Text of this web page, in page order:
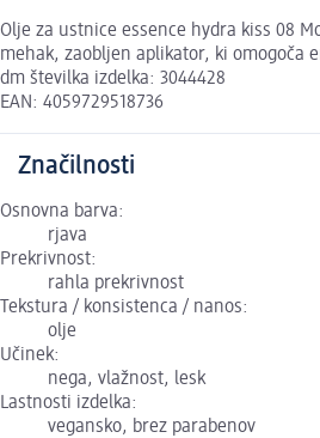
Olje za ustnice essence hydra kiss 08
mehak, zaobljen aplikator, ki omogoča
dm številka izdelka: 3044428
EAN: 4059729518736
Značilnosti
Osnovna barva:
rjava
Prekrivnost:
rahla prekrivnost
Tekstura / konsistenca / nanos:
olje
Učinek:
nega, vlažnost, lesk
Lastnosti izdelka:
vegansko, brez parabenov